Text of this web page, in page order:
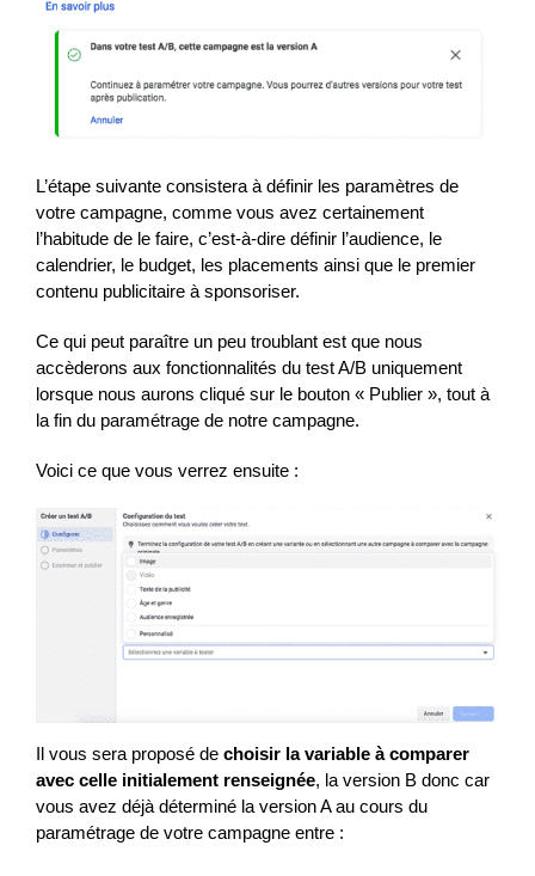
L’étape suivante consistera à définir les paramètres de
votre campagne, comme vous avez certainement
l’habitude de le faire, c’est-à-dire définir l’audience, le
calendrier, le budget, les placements ainsi que le premier
contenu publicitaire à sponsoriser.
Ce qui peut paraître un peu troublant est que nous
accèderons aux fonctionnalités du test A/B uniquement
lorsque nous aurons cliqué sur le bouton « Publier », tout à
la fin du paramétrage de notre campagne.
Voici ce que vous verrez ensuite :
Il vous sera proposé de choisir la variable à comparer
avec celle initialement renseignée, la version B donc car
vous avez déjà déterminé la version A au cours du
paramétrage de votre campagne entre :